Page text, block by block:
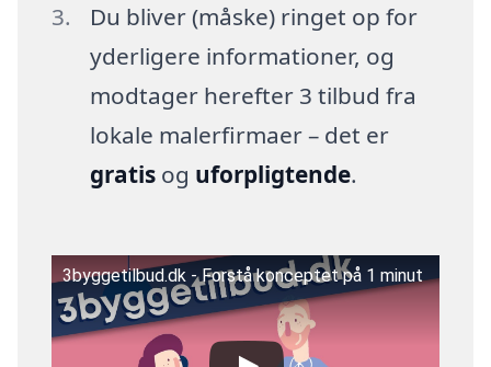
Du bliver (måske) ringet op for
yderligere informationer, og
modtager herefter 3 tilbud fra
lokale malerfirmaer – det er
gratisog uforpligtende.
3byggetilbud.dk - Forstå konceptet på 1 minut